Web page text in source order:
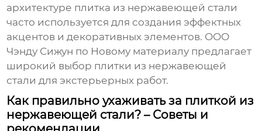
архитектуре плитка из нержавеющей стали
часто используется для создания эффектных
акцентов и декоративных элементов. ООО
Чэнду Сижун по Новому материалу предлагает
широкий выбор плитки из нержавеющей
стали для экстерьерных работ.
Как правильно ухаживать за плиткой из
нержавеющей стали? – Советы и